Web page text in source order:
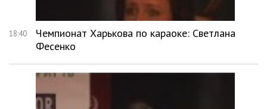
18:40
Чемпионат Харькова по караоке: Светлана
Фесенко